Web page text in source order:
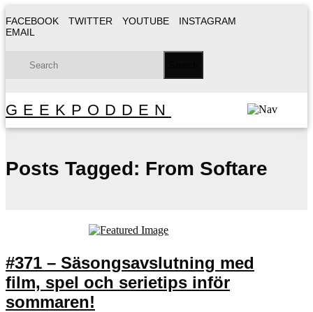
FACEBOOK TWITTER YOUTUBE
INSTAGRAM
EMAIL
GEEKPODDEN
Posts Tagged: From Softare
#371 – Säsongsavslutning med
film, spel och serietips inför
sommaren!